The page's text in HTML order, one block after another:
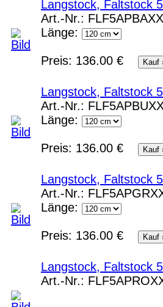
Langstock, Faltstock
Art.-Nr.:
Länge:
Preis: 136.00 €
Langstock, Faltstock
Art.-Nr.:
Länge:
Preis: 136.00 €
Langstock, Faltstock
Art.-Nr.:
Länge:
Preis: 136.00 €
Langstock, Faltstock
Art.-Nr.: